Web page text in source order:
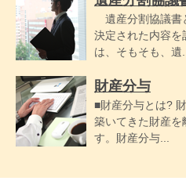
遺産分割協議書
決定された内容を
は、そもそも、遺...
財産分与
■財産分与とは?
築いてきた財産を
す。財産分与...